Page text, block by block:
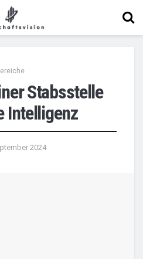
Stabsstelle
Intelligenz
2024